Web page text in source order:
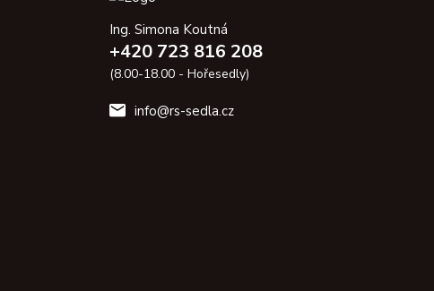
Ing. Simona Koutná
+420 723 816 208
(8.00-18.00 - Hořesedly)
info@rs-sedla.cz